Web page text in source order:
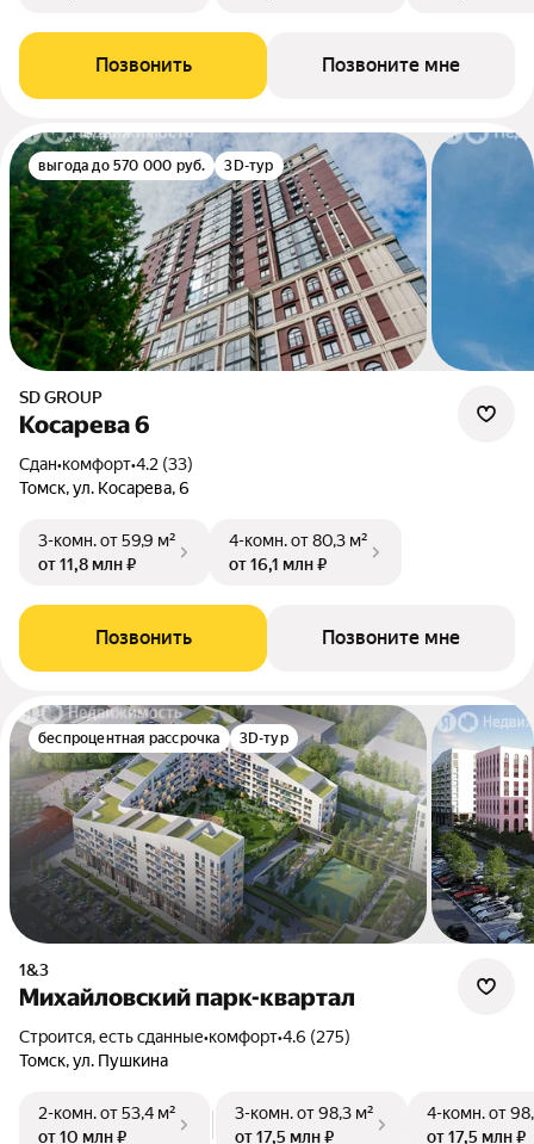
Позвонить Позвоните мне
выгода до 570 000 руб. 3D-тур
SD GROUP
Косарева 6
Сдан•комфорт•4.2 (33)
Томск, ул. Косарева, 6
3-комн.от 59,9 м²
от 11,8 млн ₽
4-комн.от 80,3 м²
от 16,1 млн ₽
Позвонить Позвоните мне
беспроцентная рассрочка 3D-тур
1&3
Михайловский парк-квартал
Строится, есть сданные•комфорт•4.6 (275)
Томск, ул. Пушкина
2-комн.от 53,4 м²
от 10 млн ₽
3-комн.от 98,3 м²
от 17,5 млн ₽
4-комн.от
от 17,5 млн ₽